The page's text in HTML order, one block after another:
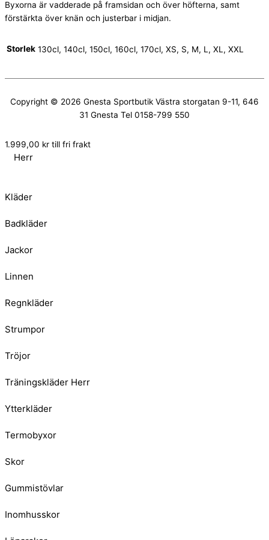
Byxorna är vadderade på framsidan och över höfterna, samt
förstärkta över knän och justerbar i midjan.
Storlek 130cl, 140cl, 150cl, 160cl, 170cl, XS, S, M, L, XL, XXL
Copyright © 2026 Gnesta Sportbutik Västra storgatan 9-11, 646
31 Gnesta Tel 0158-799 550
1.999,00 kr till fri frakt
Herr
Kläder
Badkläder
Jackor
Linnen
Regnkläder
Strumpor
Tröjor
Träningskläder Herr
Ytterkläder
Termobyxor
Skor
Gummistövlar
Inomhusskor